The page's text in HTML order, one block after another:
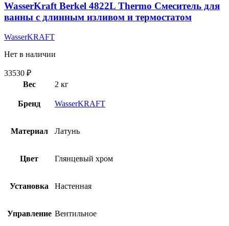
WasserKraft Berkel 4822L Thermo Смеситель для
ванны с длинным изливом и термостатом
WasserKRAFT
Нет в наличии
33530 ₽
Вес
2 кг
Бренд WasserKRAFT
Материал Латунь
Цвет Глянцевый хром
Установка Настенная
Управление Вентильное